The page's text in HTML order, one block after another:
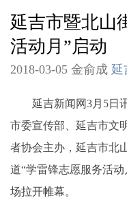
延吉市暨北山
活动月”启动
2018-03-05 金俞成 延
延吉新闻网3月5日讯
市委宣传部、延吉市文
者协会主办，延吉市北
道“学雷锋志愿服务活
场拉开帷幕。